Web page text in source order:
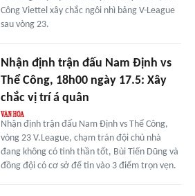
Công Viettel xây chắc ngôi nhì bảng V-League
sau vòng 23.
Nhận định trận đấu Nam Định vs
Thể Công, 18h00 ngày 17.5: Xây
chắc vị trí á quân
Nhận định trận đấu Nam Định vs Thể Công,
vòng 23 V.League, chạm trán đội chủ nhà
đang không có tinh thần tốt, Bùi Tiến Dũng và
đồng đội có cơ sở để tin vào 3 điểm trọn vẹn.